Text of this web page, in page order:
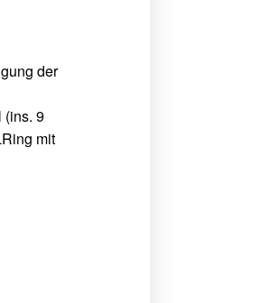
der
(ins. 9
mit